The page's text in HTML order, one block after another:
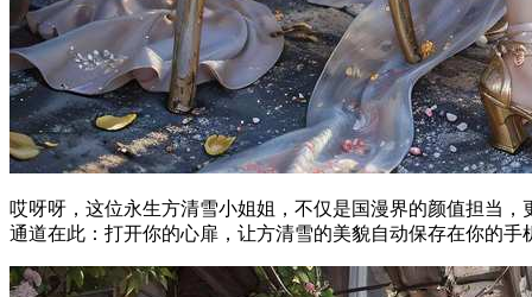
哎呀呀，这位永生方清雪小姐姐，不仅是国漫界的颜值担当
通道在此：打开你的心扉，让方清雪的美貌自动保存在你的